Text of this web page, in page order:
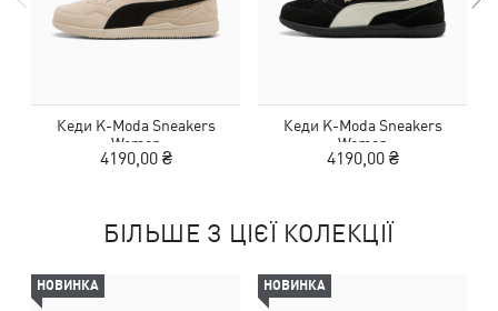
Кеди K-Moda Sneakers
Women
4190,00 ₴
Кеди K-Moda Sneakers
Women
4190,00 ₴
БІЛЬШЕ З ЦІЄЇ КОЛЕКЦІЇ
НОВИНКА НОВИНКА